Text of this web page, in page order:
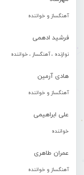
آهنگساز و خواننده
فرشید ادهمی
نوازنده ، آهنگساز ، خواننده
هادی آرمین
آهنگساز و خواننده
علی ابراهیمی
خواننده
عمران طاهری
آهنگساز و خواننده